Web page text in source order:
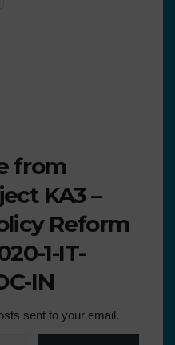
from
KA3 –
Reform
1-IT-
IN
sent to your email.